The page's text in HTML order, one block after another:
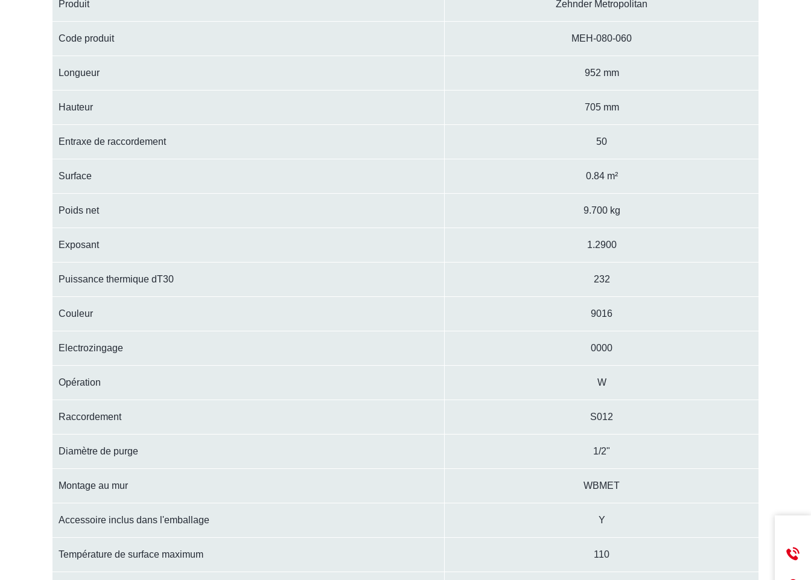
Produit Zehnder Metropolitan
Code produit MEH-080-060
Longueur 952 mm
Hauteur 705 mm
Entraxe de raccordement 50
Surface 0.84 m²
Poids net 9.700 kg
Exposant 1.2900
Puissance thermique dT30 232
Couleur 9016
Electrozingage 0000
Opération W
Raccordement S012
Diamètre de purge 1/2"
Montage au mur WBMET
Accessoire inclus dans l'emballage Y
Température de surface maximum 110